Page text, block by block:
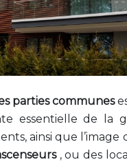
parties communes
essentielle de la
ainsi que l’image
, ou des